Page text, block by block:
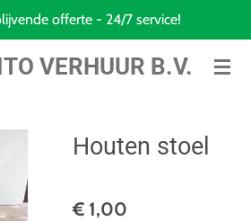
VERHUUR B.V.
offerte - 24/7 service!
Houten stoel
€ 1,00